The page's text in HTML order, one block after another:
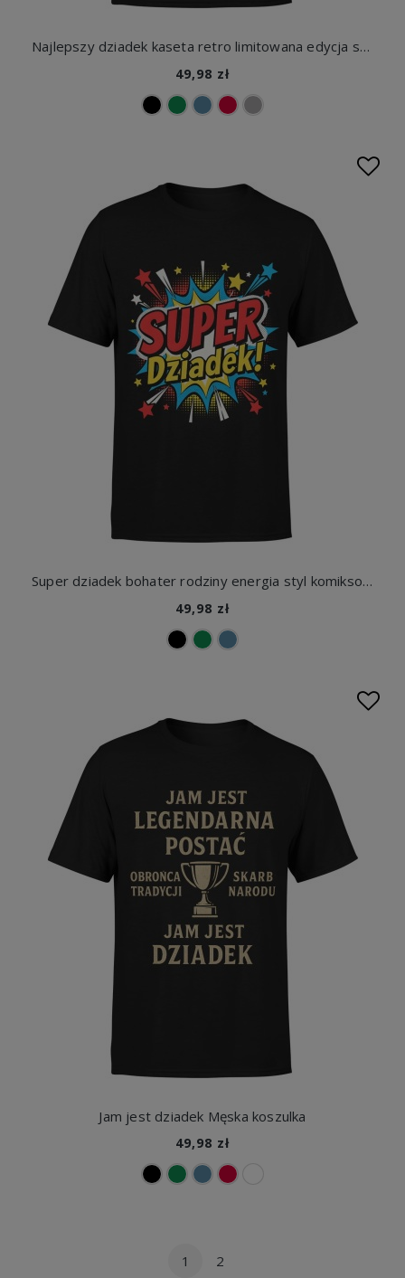
Najlepszy dziadek kaseta retro limitowana edycja styl klasyczny Męska koszulka
49,98 zł
Super dziadek bohater rodziny energia styl komiksowy Męska koszulka
49,98 zł
Jam jest dziadek Męska koszulka
49,98 zł
1 2